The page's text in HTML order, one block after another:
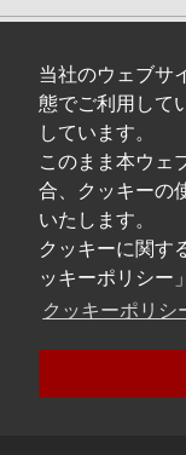
当社のウェブサ
態でご利用して
しています。
このまま本ウェ
合、クッキーの
いたします。
クッキーに関す
ッキーポリシー
クッキーポリシ
日清紡グループ